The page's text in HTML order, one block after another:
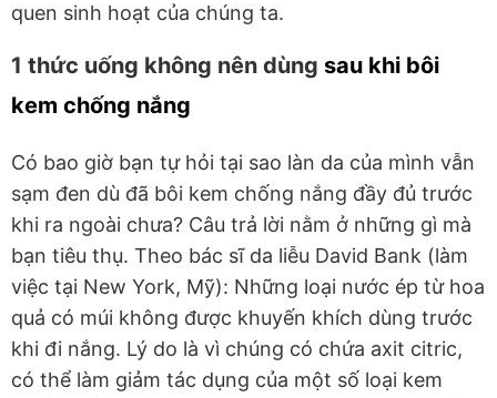
quen sinh hoạt của chúng ta.
1 thức uống không nên dùng sau khi bôi
kem chống nắng
Có bao giờ bạn tự hỏi tại sao làn da của mình vẫn
sạm đen dù đã bôi kem chống nắng đầy đủ trước
khi ra ngoài chưa? Câu trả lời nằm ở những gì mà
bạn tiêu thụ. Theo bác sĩ da liễu David Bank (làm
việc tại New York, Mỹ): Những loại nước ép từ hoa
quả có múi không được khuyến khích dùng trước
khi đi nắng. Lý do là vì chúng có chứa axit citric,
có thể làm giảm tác dụng của một số loại kem